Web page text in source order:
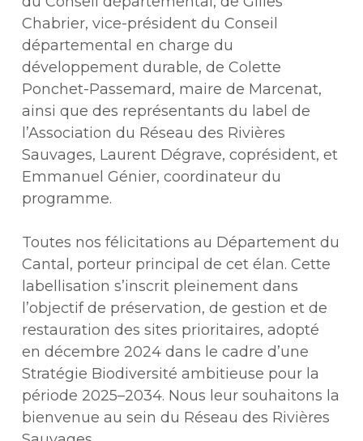
Chabrier, vice-président du Conseil
départemental en charge du
développement durable, de Colette
Ponchet-Passemard, maire de Marcenat,
ainsi que des représentants du label de
l’Association du Réseau des Rivières
Sauvages, Laurent Dégrave, coprésident, et
Emmanuel Génier, coordinateur du
programme.
Toutes nos félicitations au Département du
Cantal, porteur principal de cet élan. Cette
labellisation s’inscrit pleinement dans
l’objectif de préservation, de gestion et de
restauration des sites prioritaires, adopté
en décembre 2024 dans le cadre d’une
Stratégie Biodiversité ambitieuse pour la
période 2025–2034. Nous leur souhaitons la
bienvenue au sein du Réseau des Rivières